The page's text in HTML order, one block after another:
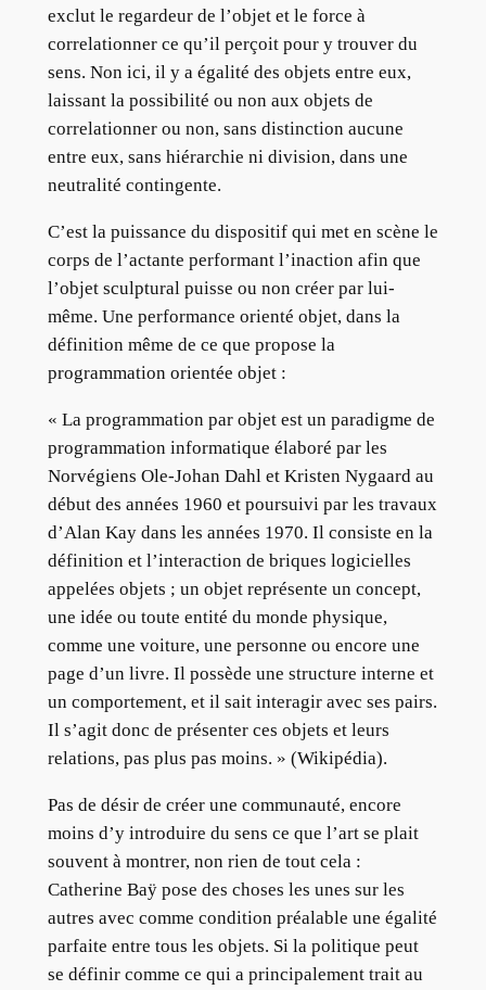
exclut le regardeur de l’objet et le force à
correlationner ce qu’il perçoit pour y trouver du
sens. Non ici, il y a égalité des objets entre eux,
laissant la possibilité ou non aux objets de
correlationner ou non, sans distinction aucune
entre eux, sans hiérarchie ni division, dans une
neutralité contingente.
C’est la puissance du dispositif qui met en scène le
corps de l’actante performant l’inaction afin que
l’objet sculptural puisse ou non créer par lui-
même. Une performance orienté objet, dans la
définition même de ce que propose la
programmation orientée objet :
« La programmation par objet est un paradigme de
programmation informatique élaboré par les
Norvégiens Ole-Johan Dahl et Kristen Nygaard au
début des années 1960 et poursuivi par les travaux
d’Alan Kay dans les années 1970. Il consiste en la
définition et l’interaction de briques logicielles
appelées objets ; un objet représente un concept,
une idée ou toute entité du monde physique,
comme une voiture, une personne ou encore une
page d’un livre. Il possède une structure interne et
un comportement, et il sait interagir avec ses pairs.
Il s’agit donc de présenter ces objets et leurs
relations, pas plus pas moins. » (Wikipédia).
Pas de désir de créer une communauté, encore
moins d’y introduire du sens ce que l’art se plait
souvent à montrer, non rien de tout cela :
Catherine Baÿ pose des choses les unes sur les
autres avec comme condition préalable une égalité
parfaite entre tous les objets. Si la politique peut
se définir comme ce qui a principalement trait au